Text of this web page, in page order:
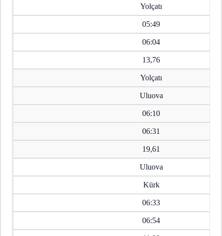
Yolçatı
05:49
06:04
13,76
Yolçatı
Uluova
06:10
06:31
19,61
Uluova
Kürk
06:33
06:54